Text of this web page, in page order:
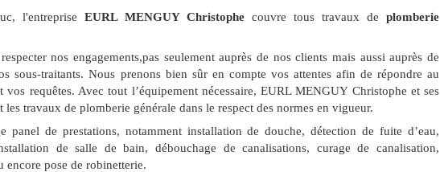
l'entrepriseEURL MENGUY Christophe couvre tous travaux deplomberie
nos engagements,pas seulement auprès de nos clients mais aussi auprès de
sous-traitants. Nous prenons bien sûr en compte vos attentes afin de répondre au
vos requêtes. Avec tout l’équipement nécessaire, EURL MENGUY Christophe et ses
les travaux de plomberie générale dans le respect des normes en vigueur.
panel de prestations, notamment installation de douche, détection de fuite d’eau,
de salle de bain, débouchage de canalisations, curage de canalisation,
encore pose de robinetterie.